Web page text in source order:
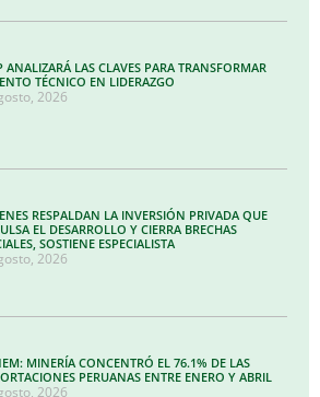
ANALIZARÁ LAS CLAVES PARA TRANSFORMAR
TÉCNICO EN LIDERAZGO
2026
RESPALDAN LA INVERSIÓN PRIVADA QUE
EL DESARROLLO Y CIERRA BRECHAS
SOSTIENE ESPECIALISTA
2026
MINERÍA CONCENTRÓ EL 76.1% DE LAS
PERUANAS ENTRE ENERO Y ABRIL
2026